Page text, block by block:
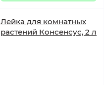
Лейка для комнатных
растений Консенсус, 2 л